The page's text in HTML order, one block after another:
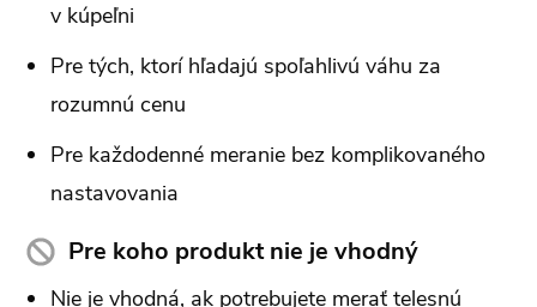
v kúpeľni
Pre tých, ktorí hľadajú spoľahlivú váhu za
rozumnú cenu
Pre každodenné meranie bez komplikovaného
nastavovania
Pre koho produkt nie je vhodný
Nie je vhodná, ak potrebujete merať telesnú